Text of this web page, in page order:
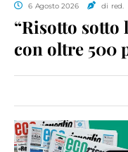
6 Agosto 2026 di red.
“Risotto sotto
con oltre 500